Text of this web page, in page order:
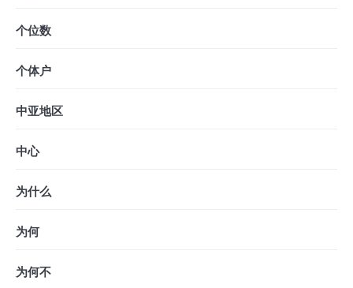
个位数
个体户
中亚地区
中心
为什么
为何
为何不